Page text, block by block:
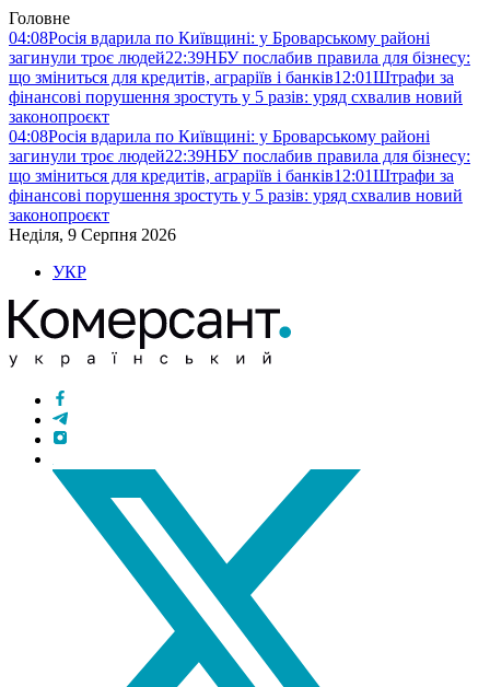
Головне
04:08Росія вдарила по Київщині: у Броварському районі
загинули троє людей22:39НБУ послабив правила для бізнесу:
що зміниться для кредитів, аграріїв і банків12:01Штрафи за
фінансові порушення зростуть у 5 разів: уряд схвалив новий
законопроєкт
04:08Росія вдарила по Київщині: у Броварському районі
загинули троє людей22:39НБУ послабив правила для бізнесу:
що зміниться для кредитів, аграріїв і банків12:01Штрафи за
фінансові порушення зростуть у 5 разів: уряд схвалив новий
законопроєкт
Неділя, 9 Серпня 2026
УКР